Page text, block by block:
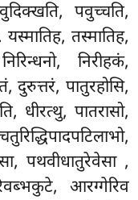
पवुच्चति,
तस्मातिह,
निरीहकं,
दुरुत्तरं, पातुरहोसि,
धीरत्थु, पातरासो,
पथवीधातुरेवेसा ,
आरग्गेरिव